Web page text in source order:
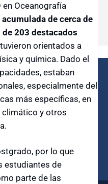
en Oceanografía
de cerca de
203 destacados
orientados a
y química. Dado el
estaban
especialmente del
más específicas, en
climático y otros
por lo que
estudiantes de
parte de las